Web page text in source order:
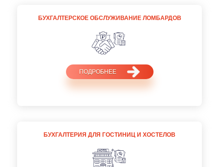
БУХГАЛТЕРСКОЕ ОБСЛУЖИВАНИЕ ЛОМБАРДОВ
ПОДРОБНЕЕ
БУХГАЛТЕРИЯ ДЛЯ ГОСТИНИЦ И ХОСТЕЛОВ